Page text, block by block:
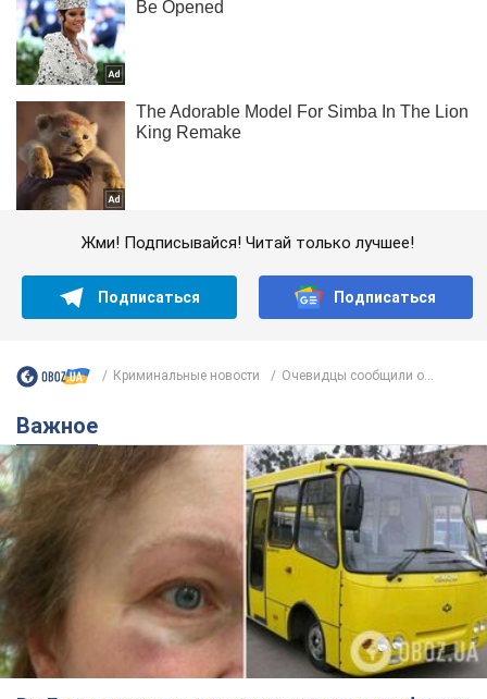
Жми! Подписывайся! Читай только лучшее!
Подписаться Подписаться
Криминальные новости Очевидцы сообщили о...
Важное